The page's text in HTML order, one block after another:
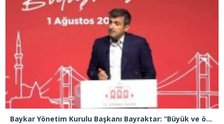
Baykar Yönetim Kurulu Başkanı Bayraktar: “Büyük ve önemli eserler konfor alanının dışında kalmaya razı olanlar tarafından gerçekleştirildi”